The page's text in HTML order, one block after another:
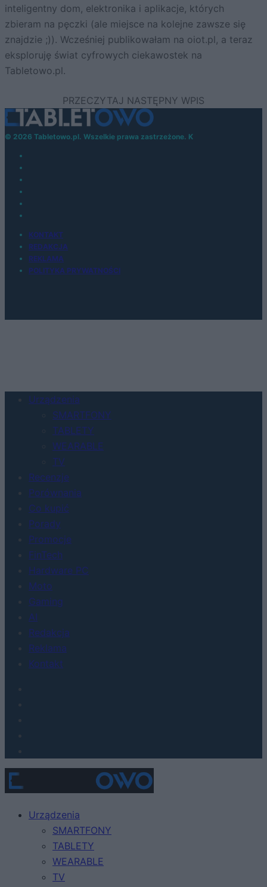
inteligentny dom, elektronika i aplikacje, których
zbieram na pęczki (ale miejsce na kolejne zawsze się
znajdzie ;)). Wcześniej publikowałam na oiot.pl, a teraz
eksploruję świat cyfrowych ciekawostek na
Tabletowo.pl.
© 2026 Tabletowo.pl. Wszelkie prawa zastrzeżone. K
KONTAKT
REDAKCJA
REKLAMA
POLITYKA PRYWATNOŚCI
Urządzenia
SMARTFONY
TABLETY
WEARABLE
TV
Recenzje
Porównania
Co kupić
Porady
Promocje
FinTech
Hardware PC
Moto
Gaming
AI
Redakcja
Reklama
Kontakt
Urządzenia
SMARTFONY
TABLETY
WEARABLE
TV